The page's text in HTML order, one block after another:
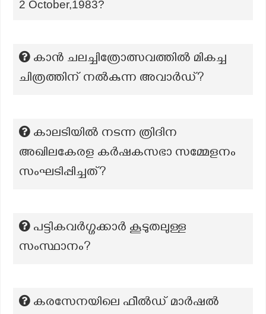
2 October,1983?
കാൻ ചലച്ചിത്രോത്സവത്തിൽ മികച്ച
ചിത്രത്തിന് നൽകുന്ന അവാർഡ്?
കാലടിയില്‍ നടന്ന ത്രിദിന
അഖിലകേരള കര്‍ഷകസഭാ സമ്മേളനം
സംഘടിപ്പിച്ചത്?
പട്ടികവർഗ്ഗക്കാർ കൂടുതലുള്ള
സംസ്ഥാനം?
കരസേനയിലെ ഫീൽഡ് മാർഷൽ